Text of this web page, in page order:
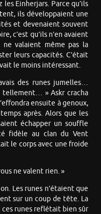
Einherjars. Parce qu’ils
ils développaient une
et devenaient souvent
c’est qu’ils n’en avaient
ne valaient même pas la
leurs capacités. C’était
le moins intéressant.
des runes jumelles…
tellement… » Askr cracha
ensuite à genoux,
après. Alors que les
échapper un souffle
fidèle au clan du Vent
le corps avec une froide
ne valent rien. »
Les runes n’étaient que
sur un coup de tête. La
ces runes reflétait bien sûr